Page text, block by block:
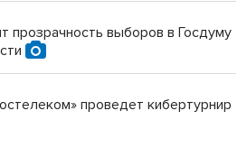
прозрачность выборов в Госдуму
проведет кибертурнир